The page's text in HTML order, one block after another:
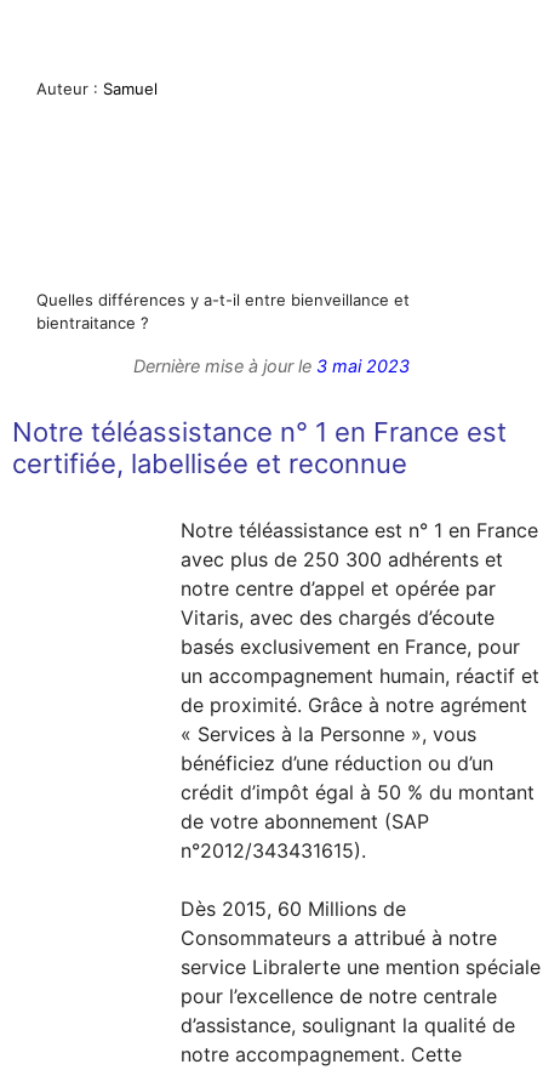
Auteur : Samuel
Quelles différences y a-t-il entre bienveillance et
bientraitance ?
Dernière mise à jour le 3 mai 2023
Notre téléassistance n° 1 en France est
certifiée, labellisée et reconnue
Notre téléassistance est n° 1 en France
avec plus de 250 300 adhérents et
notre centre d’appel et opérée par
Vitaris, avec des chargés d’écoute
basés exclusivement en France, pour
un accompagnement humain, réactif et
de proximité. Grâce à notre agrément
« Services à la Personne », vous
bénéficiez d’une réduction ou d’un
crédit d’impôt égal à 50 % du montant
de votre abonnement (SAP
n°2012/343431615).
Dès 2015, 60 Millions de
Consommateurs a attribué à notre
service Libralerte une mention spéciale
pour l’excellence de notre centrale
d’assistance, soulignant la qualité de
notre accompagnement. Cette